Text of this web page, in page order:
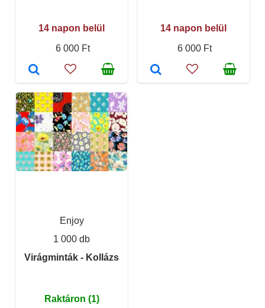
14 napon belül
6 000 Ft
14 napon belül
6 000 Ft
Enjoy
1 000 db
Virágminták - Kollázs
Raktáron (1)